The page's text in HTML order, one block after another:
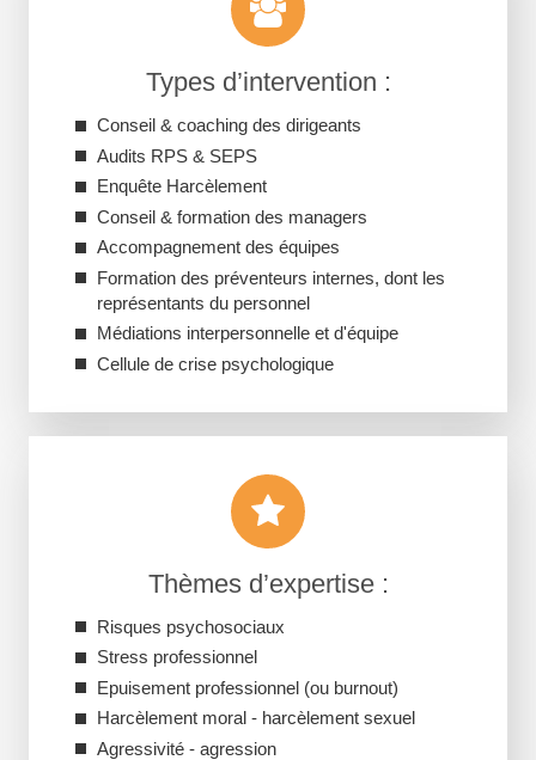
Types d’intervention :
Conseil & coaching des dirigeants
Audits RPS & SEPS
Enquête Harcèlement
Conseil & formation des managers
Accompagnement des équipes
Formation des préventeurs internes, dont les
représentants du personnel
Médiations interpersonnelle et d'équipe
Cellule de crise psychologique
Thèmes d’expertise :
Risques psychosociaux
Stress professionnel
Epuisement professionnel (ou burnout)
Harcèlement moral - harcèlement sexuel
Agressivité - agression